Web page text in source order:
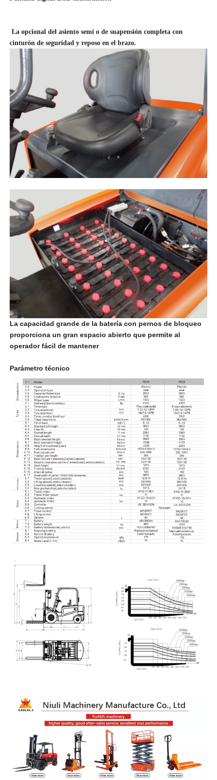
Pantalla digital LCD multifunción
La opcional del asiento semi o de suapensión completa con
cinturón de seguridad y reposo en el brazo.